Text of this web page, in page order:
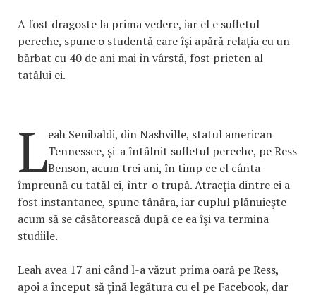
A fost dragoste la prima vedere, iar el e sufletul
pereche, spune o studentă care îşi apără relaţia cu un
bărbat cu 40 de ani mai în vârstă, fost prieten al
tatălui ei.
Leah Senibaldi, din Nashville, statul american
Tennessee, şi-a întâlnit sufletul pereche, pe Ress
Benson, acum trei ani, în timp ce el cânta
împreună cu tatăl ei, într-o trupă. Atracţia dintre ei a
fost instantanee, spune tânăra, iar cuplul plănuieşte
acum să se căsătorească după ce ea îşi va termina
studiile.
Leah avea 17 ani când l-a văzut prima oară pe Ress,
apoi a început să ţină legătura cu el pe Facebook, dar